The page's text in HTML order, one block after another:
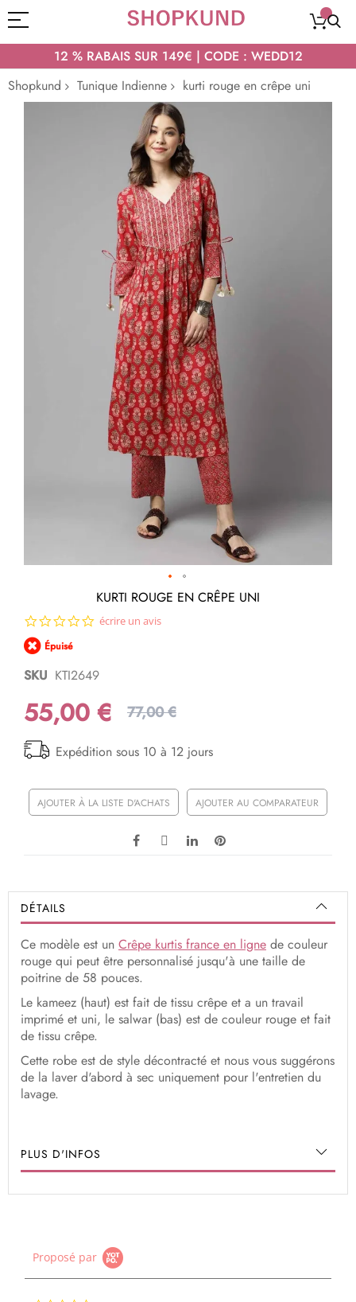
12 % RABAIS SUR 149€ | CODE : WEDD12
Shopkund
Tunique Indienne kurti rouge en crêpe uni
début
de
la
d’images
KURTI ROUGE EN CRÊPE UNI
0.0
écrire un avis
Épuisé
SKU KTI2649
55,00 € 77,00 €
Expédition sous 10 à 12 jours
AJOUTER À LA LISTE D'ACHATS AJOUTER AU COMPARATEUR
DÉTAILS
Ce modèle est un Crêpe kurtis france en ligne de couleur
rouge qui peut être personnalisé jusqu'à une taille de
poitrine de 58 pouces.
Le kameez (haut) est fait de tissu crêpe et a un travail
imprimé et uni, le salwar (bas) est de couleur rouge et fait
de tissu crêpe.
Cette robe est de style décontracté et nous vous suggérons
de la laver d'abord à sec uniquement pour l'entretien du
lavage.
PLUS D'INFOS
Proposé par